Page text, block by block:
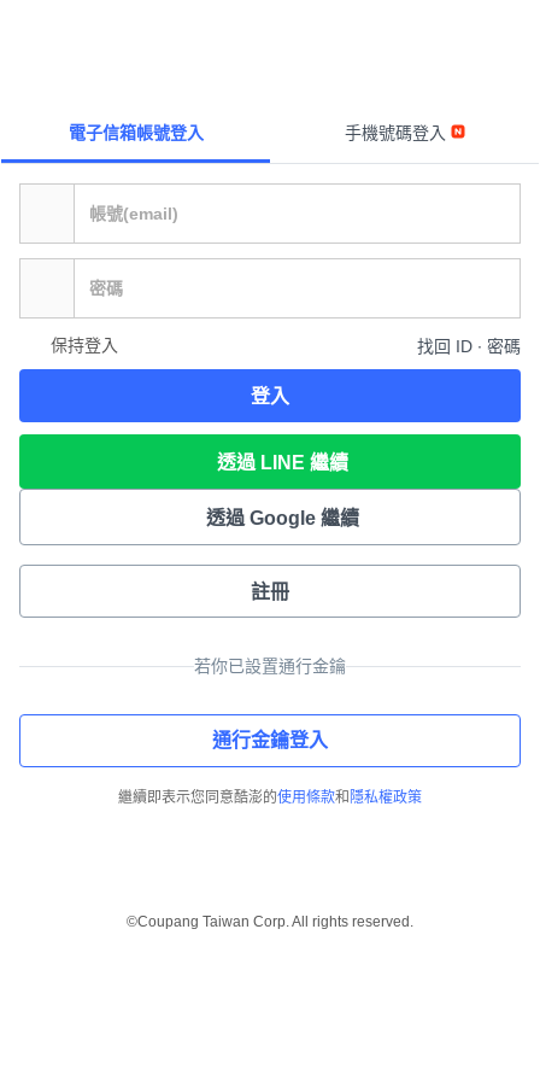
電子信箱帳號登入 手機號碼登入
保持登入 找回 ID ∙ 密碼
登入
透過 LINE 繼續
透過 Google 繼續
註冊
若你已設置通行金鑰
通行金鑰登入
繼續即表示您同意酷澎的使用條款和 隱私權政策
©Coupang Taiwan Corp. All rights reserved.